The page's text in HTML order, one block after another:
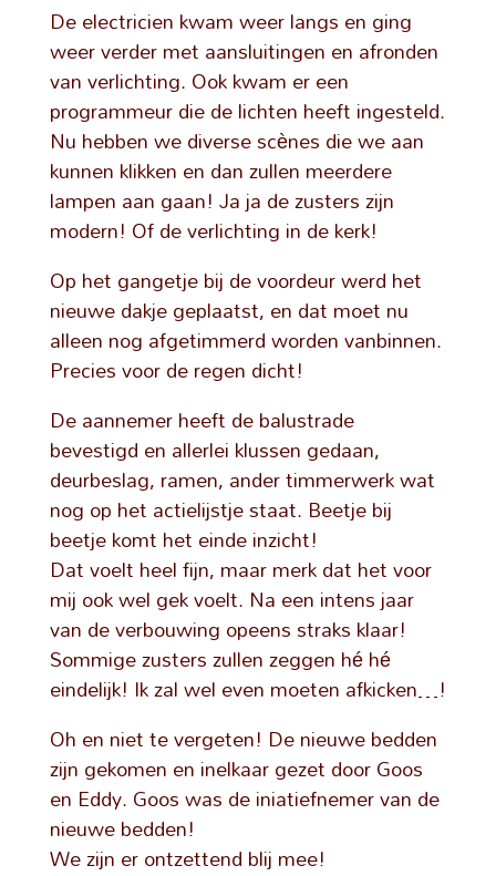
De electricien kwam weer langs en ging
weer verder met aansluitingen en afronden
van verlichting. Ook kwam er een
programmeur die de lichten heeft ingesteld.
Nu hebben we diverse scènes die we aan
kunnen klikken en dan zullen meerdere
lampen aan gaan! Ja ja de zusters zijn
modern! Of de verlichting in de kerk!
Op het gangetje bij de voordeur werd het
nieuwe dakje geplaatst, en dat moet nu
alleen nog afgetimmerd worden vanbinnen.
Precies voor de regen dicht!
De aannemer heeft de balustrade
bevestigd en allerlei klussen gedaan,
deurbeslag, ramen, ander timmerwerk wat
nog op het actielijstje staat. Beetje bij
beetje komt het einde inzicht!
Dat voelt heel fijn, maar merk dat het voor
mij ook wel gek voelt. Na een intens jaar
van de verbouwing opeens straks klaar!
Sommige zusters zullen zeggen hé hé
eindelijk! Ik zal wel even moeten afkicken…!
Oh en niet te vergeten! De nieuwe bedden
zijn gekomen en inelkaar gezet door Goos
en Eddy. Goos was de iniatiefnemer van de
nieuwe bedden!
We zijn er ontzettend blij mee!